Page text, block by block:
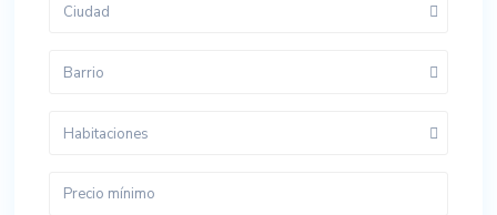
Ciudad
Barrio
Habitaciones